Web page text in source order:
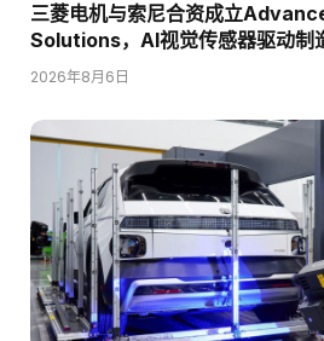
三菱电机与索尼合资成立
Solutions，AI视觉传感器驱动制
2026年8月6日